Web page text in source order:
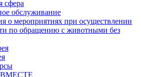
сфера
обслуживание
о мероприятиях при осуществлении
по обращению с животными без